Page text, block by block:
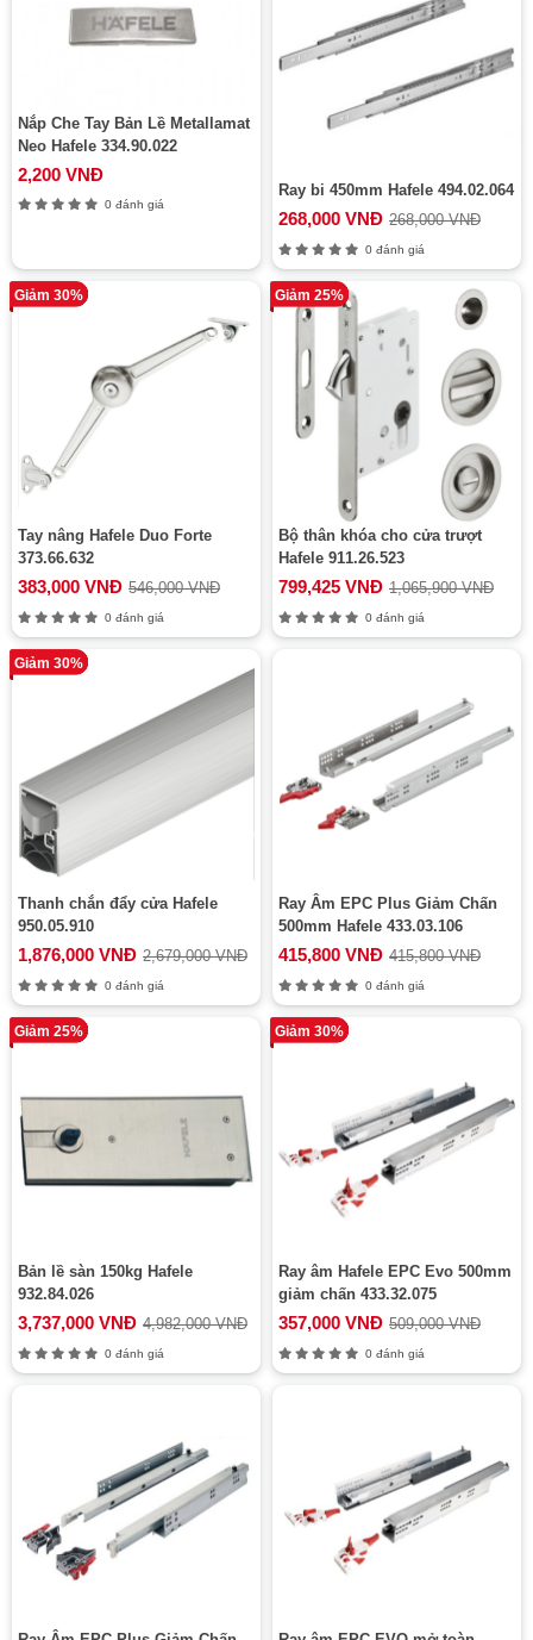
Nắp Che Tay Bản Lề Metallamat
Neo Hafele 334.90.022
2,200 VNĐ
0 đánh giá
Ray bi 450mm Hafele 494.02.064
268,000 VNĐ 268,000 VNĐ
0 đánh giá
Giảm 30%
Tay nâng Hafele Duo Forte
373.66.632
383,000 VNĐ 546,000 VNĐ
0 đánh giá
Giảm 25%
Bộ thân khóa cho cửa trượt
Hafele 911.26.523
799,425 VNĐ 1,065,900 VNĐ
0 đánh giá
Giảm 30%
Thanh chắn đẩy cửa Hafele
950.05.910
1,876,000 VNĐ 2,679,000 VNĐ
0 đánh giá
Ray Âm EPC Plus Giảm Chấn
500mm Hafele 433.03.106
415,800 VNĐ 415,800 VNĐ
0 đánh giá
Giảm 25%
Bản lề sàn 150kg Hafele
932.84.026
3,737,000 VNĐ 4,982,000 VNĐ
0 đánh giá
Giảm 30%
Ray âm Hafele EPC Evo 500mm
giảm chấn 433.32.075
357,000 VNĐ 509,000 VNĐ
0 đánh giá